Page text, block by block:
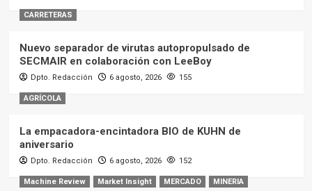
CARRETERAS
Nuevo separador de virutas autopropulsado de
SECMAIR en colaboración con LeeBoy
Dpto. Redacción 6 agosto, 2026 155
AGRÍCOLA
La empacadora-encintadora BIO de KUHN de
aniversario
Dpto. Redacción 6 agosto, 2026 152
Machine Review Market Insight MERCADO MINERIA